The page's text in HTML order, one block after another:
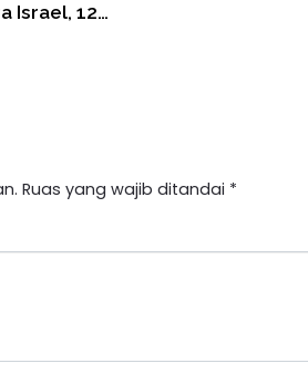
Israel, 12…
Ruas yang wajib ditandai *